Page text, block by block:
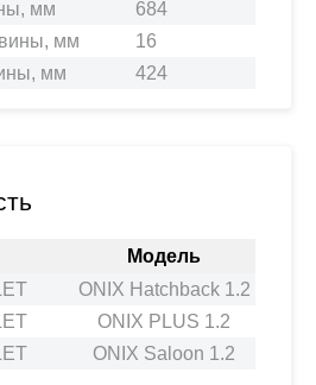
мм
684
мм
16
мм
424
Модель
ONIX Hatchback 1.2
ONIX PLUS 1.2
ONIX Saloon 1.2